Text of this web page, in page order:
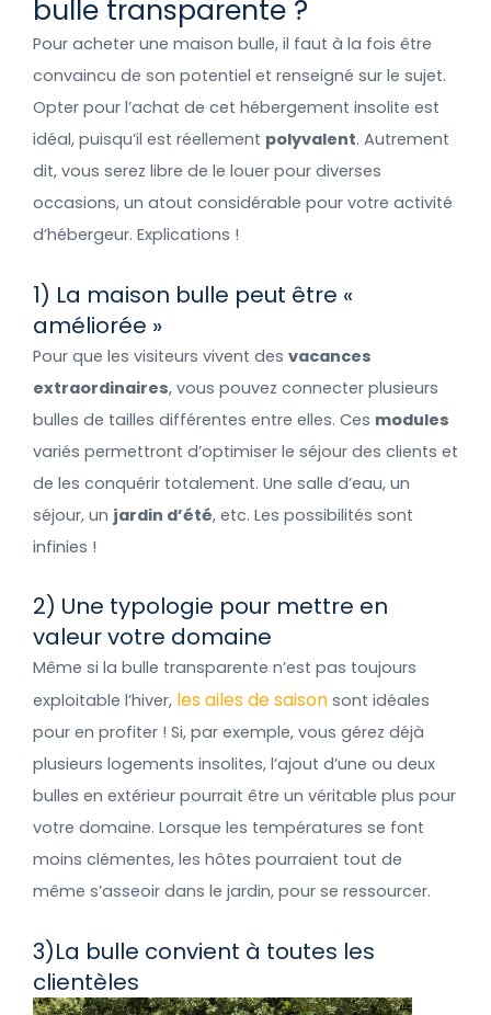
bulle transparente ?
Pour acheter une maison bulle, il faut à la fois être
convaincu de son potentiel et renseigné sur le sujet.
Opter pour l’achat de cet hébergement insolite est
idéal, puisqu’il est réellement polyvalent. Autrement
dit, vous serez libre de le louer pour diverses
occasions, un atout considérable pour votre activité
d’hébergeur. Explications !
1) La maison bulle peut être «
améliorée »
Pour que les visiteurs vivent des vacances
extraordinaires, vous pouvez connecter plusieurs
bulles de tailles différentes entre elles. Ces modules
variés permettront d’optimiser le séjour des clients et
de les conquérir totalement. Une salle d’eau, un
séjour, un jardin d’été, etc. Les possibilités sont
infinies !
2) Une typologie pour mettre en
valeur votre domaine
Même si la bulle transparente n’est pas toujours
exploitable l’hiver, les ailes de saison sont idéales
pour en profiter ! Si, par exemple, vous gérez déjà
plusieurs logements insolites, l’ajout d’une ou deux
bulles en extérieur pourrait être un véritable plus pour
votre domaine. Lorsque les températures se font
moins clémentes, les hôtes pourraient tout de
même s’asseoir dans le jardin, pour se ressourcer.
3)La bulle convient à toutes les
clientèles